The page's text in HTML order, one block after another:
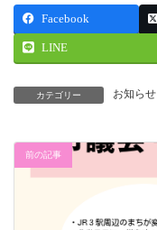
Facebook
LINE
カテゴリー お知らせ
前の記事